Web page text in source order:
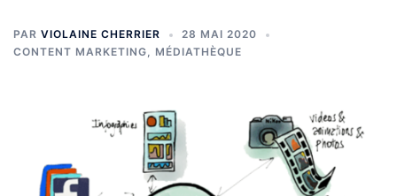
PAR VIOLAINE CHERRIER
28 MAI 2020
CONTENT MARKETING, MÉDIATHÈQUE